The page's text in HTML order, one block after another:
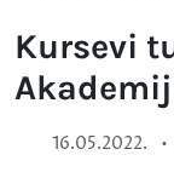
Kursevi
16.05.2022. •